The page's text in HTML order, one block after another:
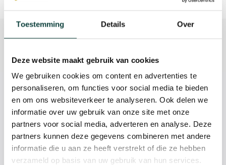
Toestemming Details Over
Deze website maakt gebruik van cookies
We gebruiken cookies om content en advertenties te
personaliseren, om functies voor social media te bieden
en om ons websiteverkeer te analyseren. Ook delen we
informatie over uw gebruik van onze site met onze
partners voor social media, adverteren en analyse. Deze
partners kunnen deze gegevens combineren met andere
informatie die u aan ze heeft verstrekt of die ze hebben
verzameld op basis van uw gebruik van hun services.
Reviews
Kunnen we je helpen?
085-2121757
info@heebra.com